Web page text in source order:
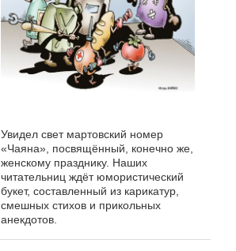
Увидел свет мартовский номер
«Чаяна», посвящённый, конечно же,
женскому празднику. Наших
читательниц ждёт юмористический
букет, составленный из карикатур,
смешных стихов и прикольных
анекдотов.